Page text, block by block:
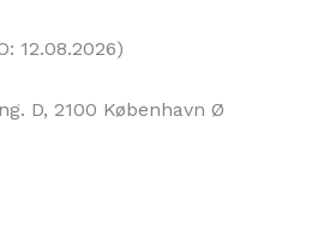
12.08.2026)
D, 2100 København Ø